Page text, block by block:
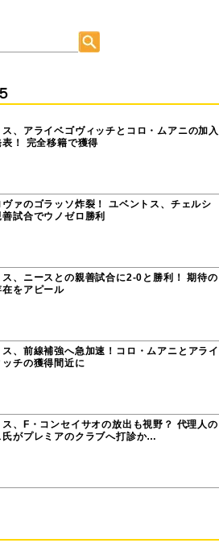
、アライベゴヴィッチとコロ・ムアニの加入
表！ 完全移籍で獲得
ヴァのゴラッソ炸裂！ ユベントス、チェルシ
試合でウノゼロ勝利
ス、ニースとの親善試合に2-0と勝利！ 期待の
在をアピール
、前線補強へ急加速！コロ・ムアニとアライ
チの獲得間近に
ス、F・コンセイサオの放出も視野？ 代理人の
氏がプレミアのクラブへ打診か…